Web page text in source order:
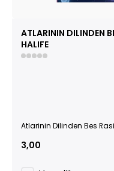
ATLARININ DILINDEN
HALIFE
Atlarinin Dilinden Bes
3,00